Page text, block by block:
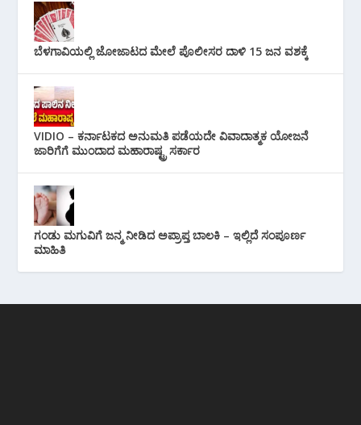
ಬೆಳಗಾವಿಯಲ್ಲಿ ಜೋಜಾಟದ ಮೇಲೆ ಪೊಲೀಸರ ದಾಳಿ 15 ಜನ ವಶಕ್ಕೆ
VIDIO – ಕರ್ನಾಟಕದ ಅನುಮತಿ ಪಡೆಯದೇ ವಿವಾದಾತ್ಮಕ ಯೋಜನೆ
ಜಾರಿಗೆಗೆ ಮುಂದಾದ ಮಹಾರಾಷ್ಟ್ರ ಸರ್ಕಾರ
ಗಂಡು ಮಗುವಿಗೆ ಜನ್ಮ ನೀಡಿದ ಅಪ್ರಾಪ್ತ ಬಾಲಕಿ – ಇಲ್ಲಿದೆ ಸಂಪೂರ್ಣ
ಮಾಹಿತಿ